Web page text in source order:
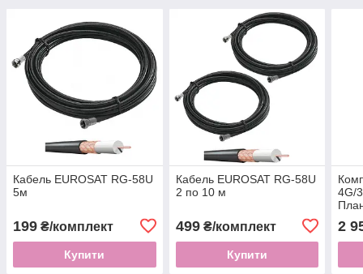
Кабель EUROSAT RG-58U
5м
199 ₴/комплект
Купити
Кабель EUROSAT RG-58U
2 по 10 м
499₴/комплект
Купити
4G/
34
RG-
2